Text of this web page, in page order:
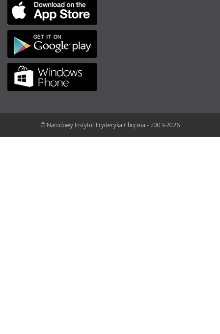
© Narodowy Instytut Fryderyka Chopina - 2003-2026